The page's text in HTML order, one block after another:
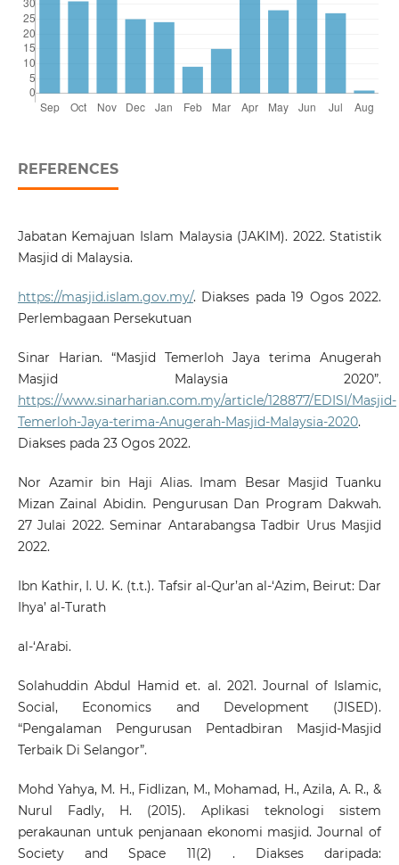
REFERENCES
Jabatan Kemajuan Islam Malaysia (JAKIM). 2022. Statistik
Masjid di Malaysia.
https://masjid.islam.gov.my/. Diakses pada 19 Ogos 2022.
Perlembagaan Persekutuan
Sinar Harian. “Masjid Temerloh Jaya terima Anugerah
Masjid Malaysia 2020”.
https://www.sinarharian.com.my/article/128877/EDISI/Masjid-
Temerloh-Jaya-terima-Anugerah-Masjid-Malaysia-2020.
Diakses pada 23 Ogos 2022.
Nor Azamir bin Haji Alias. Imam Besar Masjid Tuanku
Mizan Zainal Abidin. Pengurusan Dan Program Dakwah.
27 Julai 2022. Seminar Antarabangsa Tadbir Urus Masjid
2022.
Ibn Kathir, I. U. K. (t.t.). Tafsir al-Qur’an al-‘Azim, Beirut: Dar
Ihya’ al-Turath
al-‘Arabi.
Solahuddin Abdul Hamid et. al. 2021. Journal of Islamic,
Social, Economics and Development (JISED).
“Pengalaman Pengurusan Pentadbiran Masjid-Masjid
Terbaik Di Selangor”.
Mohd Yahya, M. H., Fidlizan, M., Mohamad, H., Azila, A. R., &
Nurul Fadly, H. (2015). Aplikasi teknologi sistem
perakaunan untuk penjanaan ekonomi masjid. Journal of
Society and Space 11(2) . Diakses daripada: